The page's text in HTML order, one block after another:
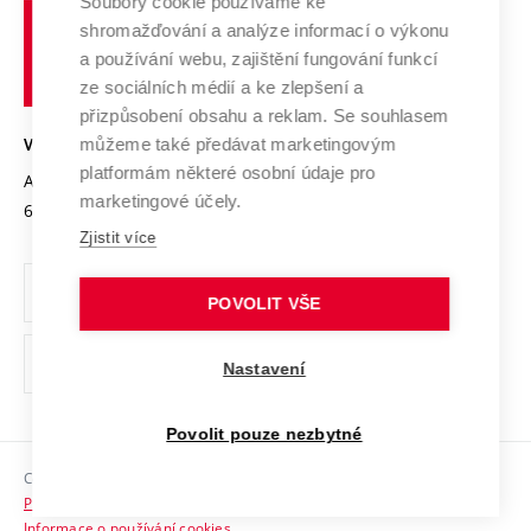
Výzkumné infrastruktury
Transfer znalostí
Open Science
Projekty
Projekty ze strukturálních fondů
Specifický výzkum
Mezinárodní dohody
Univerzitní sítě
Udržitelná univerzita
Podnikavá univerzita / ContriBUTe
Bezpečná univerzita
Vyznamenání
Organizační struktura
Ochrana osobních údajů
odkaz)
Sociální bezpečí
HR Award
učení
technické
Brně
VYSOKÉ UČENÍ TECHNICKÉ V BRNĚ
Antonínská 548/1
602 00 Brno
www.vut.cz
vut@vutbr.cz
Copyright © 2026 VUT
Prohlášení o přístupnosti
shromažďování a analýze informací o výkonu
a používání webu, zajištění fungování funkcí
ze sociálních médií a ke zlepšení a
přizpůsobení obsahu a reklam. Se souhlasem
můžeme také předávat marketingovým
platformám některé osobní údaje pro
marketingové účely.
Zjistit více
POVOLIT VŠE
Nastavení
Povolit pouze nezbytné